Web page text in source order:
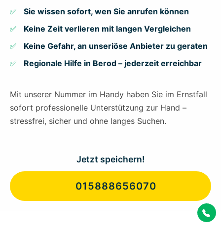
Sie wissen sofort, wen Sie anrufen können
Keine Zeit verlieren mit langen Vergleichen
Keine Gefahr, an unseriöse Anbieter zu geraten
Regionale Hilfe in Berod – jederzeit erreichbar
Mit unserer Nummer im Handy haben Sie im Ernstfall
sofort professionelle Unterstützung zur Hand –
stressfrei, sicher und ohne langes Suchen.
Jetzt speichern!
015888656070